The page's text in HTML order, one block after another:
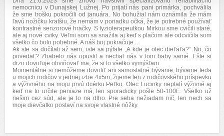
nemocnicu v Dunajskej Lužnej. Po prijatí nás pani primárka, pochválila
že sme trošku pokročili od januára. No bohužial nám oznámila že mám
ľavú nožičku kratšiu, že nemám v poriadku očká, že je potrebné používať
kontrastné senzorové hračky. S fyzioterapeutkou Mirkou sme cvičili staré,
ale aj nové cviky. Veľmi som sa snažila aj keď s plačom ale odcvičila som
všetko čo bolo potrebné. A náš boj pokračuje...
Ak ste sa dočítali až sem, iste sa pýtate „A kde je otec dieťaťa?“ No, čo
povedať? Zbabelo nás opustil a nechal nás v tom baby samé. Ešte si
drzo dovoľuje obviňovať ma, že si to všetko vymýšľam.
Momentálne si nemôžeme dovoliť ani samostatné bývanie, bývame teda
u mojich rodičov v jednej izbe 4x5m, žijeme len z rodičovského príspevku
a výživného na moju prvú dcérku Peťku. Otec Lucinky neplatí výživné aj
keď na to určite peniaze má, len sporadicky pošle 50-100E. Všetko už
riešim cez súd, ale je to na dlho. Pre seba nežiadam nič, len nech sa
moje dievčatko postaví na svoje vlastné nôžky.